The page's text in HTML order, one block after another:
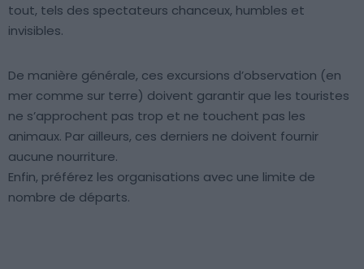
tout, tels des spectateurs chanceux, humbles et
invisibles.
De manière générale, ces excursions d’observation (en
mer comme sur terre) doivent garantir que les touristes
ne s’approchent pas trop et ne touchent pas les
animaux. Par ailleurs, ces derniers ne doivent fournir
aucune nourriture.
Enfin, préférez les organisations avec une limite de
nombre de départs.